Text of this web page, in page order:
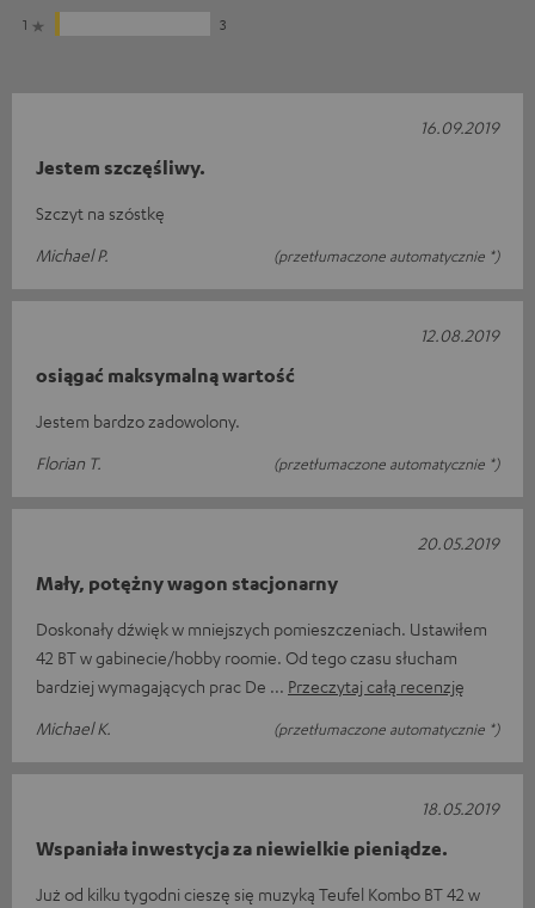
1 3
Jestem szczęśliwy.
Szczyt na szóstkę
Michael P.
(przetłumaczone automatycznie *)
16.09.2019
osiągać maksymalną wartość
Jestem bardzo zadowolony.
Florian T.
(przetłumaczone automatycznie *)
12.08.2019
Mały, potężny wagon stacjonarny
Doskonały dźwięk w mniejszych pomieszczeniach. Ustawiłem
42 BT w gabinecie/hobby roomie. Od tego czasu słucham
bardziej wymagających prac De
Przeczytaj całą recenzję
Michael K.
(przetłumaczone automatycznie *)
20.05.2019
Wspaniała inwestycja za niewielkie pieniądze.
Już od kilku tygodni cieszę się muzyką Teufel Kombo BT 42 w
18.05.2019